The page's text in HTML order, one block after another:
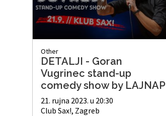
Other
DETALJI - Goran
Vugrinec stand-up
comedy show by LAJNAP
21. rujna 2023. u 20:30
Club Sax!, Zagreb